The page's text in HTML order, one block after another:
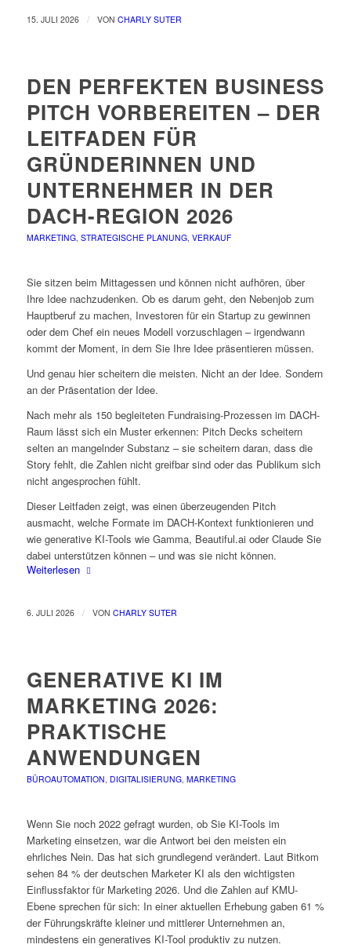
15. JULI 2026 / VON CHARLY SUTER
DEN PERFEKTEN BUSINESS
PITCH VORBEREITEN – DER
LEITFADEN FÜR
GRÜNDERINNEN UND
UNTERNEHMER IN DER
DACH-REGION 2026
MARKETING, STRATEGISCHE PLANUNG, VERKAUF
Sie sitzen beim Mittagessen und können nicht aufhören, über
Ihre Idee nachzudenken. Ob es darum geht, den Nebenjob zum
Hauptberuf zu machen, Investoren für ein Startup zu gewinnen
oder dem Chef ein neues Modell vorzuschlagen – irgendwann
kommt der Moment, in dem Sie Ihre Idee präsentieren müssen.
Und genau hier scheitern die meisten. Nicht an der Idee. Sondern
an der Präsentation der Idee.
Nach mehr als 150 begleiteten Fundraising-Prozessen im DACH-
Raum lässt sich ein Muster erkennen: Pitch Decks scheitern
selten an mangelnder Substanz – sie scheitern daran, dass die
Story fehlt, die Zahlen nicht greifbar sind oder das Publikum sich
nicht angesprochen fühlt.
Dieser Leitfaden zeigt, was einen überzeugenden Pitch
ausmacht, welche Formate im DACH-Kontext funktionieren und
wie generative KI-Tools wie Gamma, Beautiful.ai oder Claude Sie
dabei unterstützen können – und was sie nicht können.
Weiterlesen
6. JULI 2026 / VON CHARLY SUTER
GENERATIVE KI IM
MARKETING 2026:
PRAKTISCHE
ANWENDUNGEN
BÜROAUTOMATION DIGITALISIERUNG, MARKETING
Wenn Sie noch 2022 gefragt wurden, ob Sie KI-Tools im
Marketing einsetzen, war die Antwort bei den meisten ein
ehrliches Nein. Das hat sich grundlegend verändert. Laut Bitkom
sehen 84 % der deutschen Marketer KI als den wichtigsten
Einflussfaktor für Marketing 2026. Und die Zahlen auf KMU-
Ebene sprechen für sich: In einer aktuellen Erhebung gaben 61 %
der Führungskräfte kleiner und mittlerer Unternehmen an,
mindestens ein generatives KI-Tool produktiv zu nutzen.